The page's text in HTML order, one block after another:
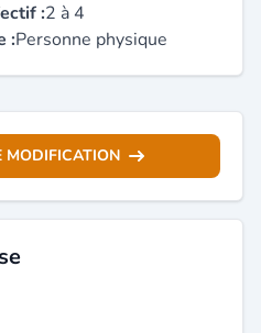
:2 à 4
:Personne physique
MODIFICATION